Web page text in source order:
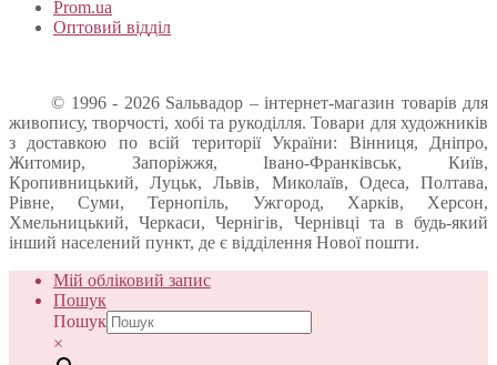
Prom.ua
Оптовий відділ
© 1996 - 2026 Sальвадор – інтернет-магазин товарів для
живопису, творчості, хобі та рукоділля. Товари для художників
з доставкою по всій території України: Вінниця, Дніпро,
Житомир, Запоріжжя, Івано-Франківськ, Київ,
Кропивницький, Луцьк, Львів, Миколаїв, Одеса, Полтава,
Рівне, Суми, Тернопіль, Ужгород, Харків, Херсон,
Хмельницький, Черкаси, Чернігів, Чернівці та в будь-який
інший населений пункт, де є відділення Нової пошти.
Мій обліковий запис
Пошук
Пошук
×